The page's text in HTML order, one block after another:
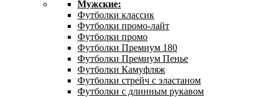
Мужские:
Футболки классик
Футболки промо-лайт
Футболки промо
Футболки Премиум 180
Футболки Премиум Пенье
Футболки Камуфляж
Футболки стрейч с эластаном
Футболки с длинным рукавом